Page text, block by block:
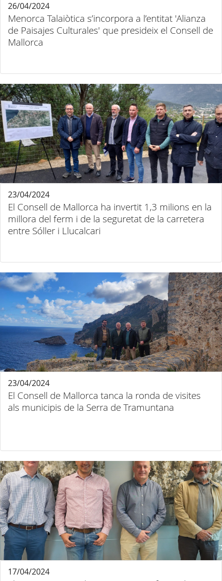
Menorca Talaiòtica s’incorpora a l’entitat 'Alianza
de Paisajes Culturales' que presideix el Consell de
Mallorca
26/04/2024
El Consell de Mallorca ha invertit 1,3 milions en la
millora del ferm i de la seguretat de la carretera
entre Sóller i Llucalcari
23/04/2024
El Consell de Mallorca tanca la ronda de visites
als municipis de la Serra de Tramuntana
23/04/2024
17/04/2024